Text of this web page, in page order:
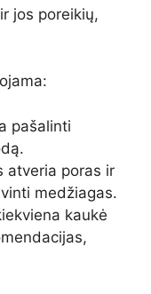
jos poreikių,
pašalinti
atveria poras ir
medžiagas.
kaukė